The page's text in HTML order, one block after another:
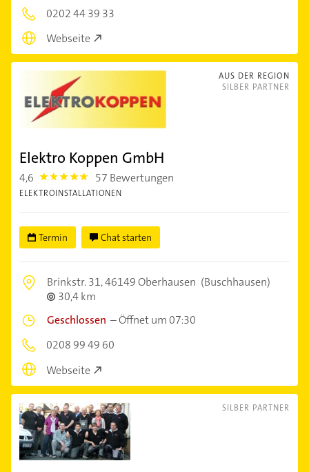
0202 44 39 33
Webseite
AUS DER REGION
SILBER PARTNER
Elektro Koppen GmbH
4,6 4.6 57 Bewertungen
ELEKTROINSTALLATIONEN
Termin Chat starten
Brinkstr. 31,46149 Oberhausen (Buschhausen)
30,4 km
Geschlossen –Öffnet um 07:30
0208 99 49 60
Webseite
SILBER PARTNER